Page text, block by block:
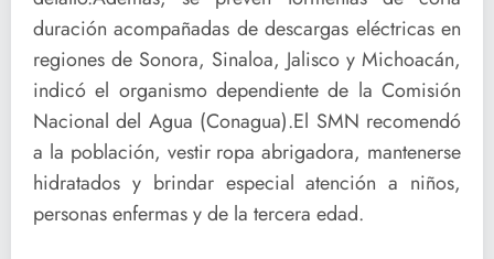
duración acompañadas de descargas eléctricas en
regiones de Sonora, Sinaloa, Jalisco y Michoacán,
indicó el organismo dependiente de la Comisión
Nacional del Agua (Conagua).El SMN recomendó
a la población, vestir ropa abrigadora, mantenerse
hidratados y brindar especial atención a niños,
personas enfermas y de la tercera edad.